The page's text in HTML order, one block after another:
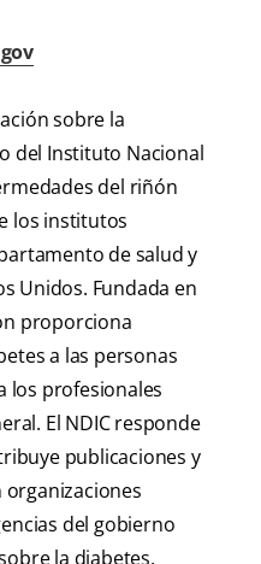
sobre la
del Instituto Nacional
del riñón
los institutos
de salud y
Unidos. Fundada en
proporciona
a las personas
los profesionales
El NDIC responde
publicaciones y
del gobierno
la diabetes.